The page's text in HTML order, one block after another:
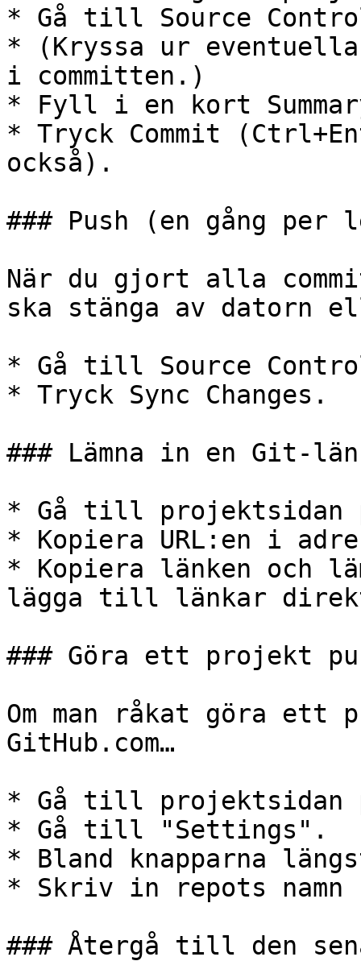
* Gå till Source
* (Kryssa ur
i committen.)
* Fyll i en kort
* Tryck Commit
också).
### Push (en gång per
När du gjort alla
ska stänga av datorn
* Gå till Source
* Tryck Sync Changes.
### Lämna in en Git-
* Gå till projektsidan
* Kopiera URL:en i
* Kopiera länken och
lägga till länkar
### Göra ett projekt
Om man råkat göra
GitHub.com…
* Gå till projektsidan
* Gå till "Settings".
* Bland knapparna
* Skriv in repots
### Återgå till den